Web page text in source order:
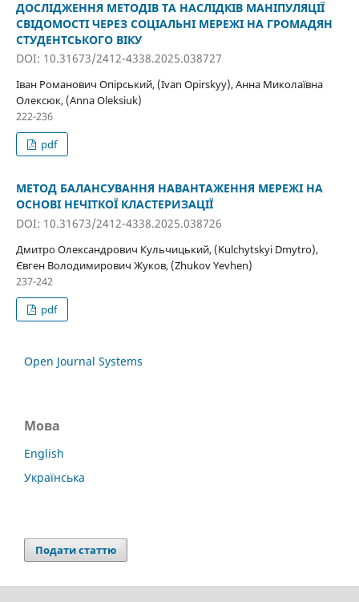
ДОСЛІДЖЕННЯ МЕТОДІВ ТА НАСЛІДКІВ МАНІПУЛЯЦІЇ
СВІДОМОСТІ ЧЕРЕЗ СОЦІАЛЬНІ МЕРЕЖІ НА ГРОМАДЯН
СТУДЕНТСЬКОГО ВІКУ
DOI: 10.31673/2412-4338.2025.038727
Іван Романович Опірський, (Ivan Opirskyy), Анна Миколаївна
Олексюк, (Anna Oleksiuk)
222-236
pdf
МЕТОД БАЛАНСУВАННЯ НАВАНТАЖЕННЯ МЕРЕЖІ НА
ОСНОВІ НЕЧІТКОЇ КЛАСТЕРИЗАЦІЇ
DOI: 10.31673/2412-4338.2025.038726
Дмитро Олександрович Кульчицький, (Kulchytskyi Dmytro),
Євген Володимирович Жуков, (Zhukov Yevhen)
237-242
pdf
Open Journal Systems
Мова
English
Українська
Подати статтю